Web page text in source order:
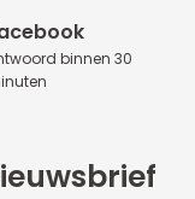
binnen 30